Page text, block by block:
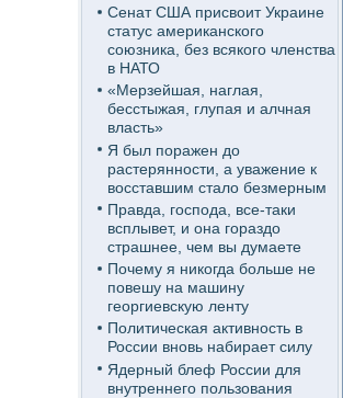
Сенат США присвоит Украине
статус американского
союзника, без всякого членства
в НАТО
«Мерзейшая, наглая,
бесстыжая, глупая и алчная
власть»
Я был поражен до
растерянности, а уважение к
восставшим стало безмерным
Правда, господа, все-таки
всплывет, и она гораздо
страшнее, чем вы думаете
Почему я никогда больше не
повешу на машину
георгиевскую ленту
Политическая активность в
России вновь набирает силу
Ядерный блеф России для
внутреннего пользования